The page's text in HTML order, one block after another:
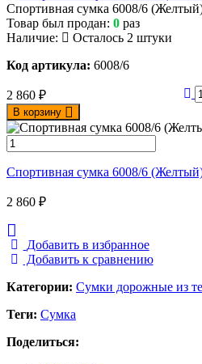
Спортивная сумка 6008/6
Товар был продан: 0 раз
Наличие:
Осталось 2 штуки
Код артикула: 6008/6
2 860 ₽
В корзину
Спортивная сумка 6008/6
2 860 ₽
Добавить в избранное
Добавить к сравнению
Категории: Сумки дорожные из
Теги: Сумка
Поделиться: